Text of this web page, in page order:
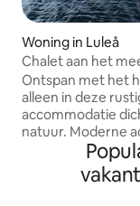
Woning in Luleå
Chalet aan het
Ontspan met het
alleen in deze
accommodatie
natuur. Moderne accommodatie met 6
bedden verdeeld
Ongeveer 50
mogelijkheid tot